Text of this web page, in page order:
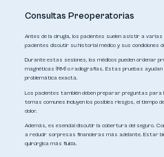
Consultas Preoperatorias
Antes de la cirugía, los pacientes suelen asistir a
pacientes discutir su historial médico y sus condiciones
Durante estas sesiones, los médicos pueden ordenar
magnéticas (RM) o radiografías. Estas pruebas
problemática exacta.
Los pacientes también deben preparar preguntas para
temas comunes incluyen los posibles riesgos, el tiempo
dolor.
Además, es esencial discutir la cobertura del seguro.
a reducir sorpresas financieras más adelante. Estar
quirúrgica más fluida.